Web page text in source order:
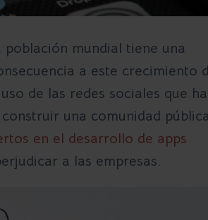
mundial tiene una
a este crecimiento
de las redes sociales que ha
una comunidad pública
en el desarrollo de apps
a las empresas.